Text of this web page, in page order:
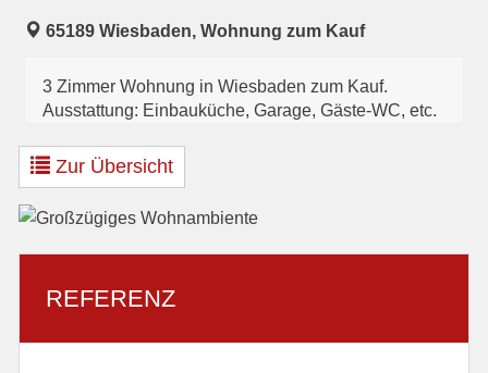
65189 Wiesbaden, Wohnung zum Kauf
3 Zimmer Wohnung in Wiesbaden zum Kauf.
Ausstattung: Einbauküche, Garage, Gäste-WC, etc.
Zur Übersicht
REFERENZ